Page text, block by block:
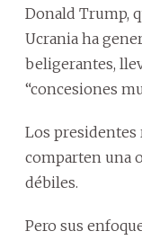
Donald Trump,
Ucrania ha
beligerantes,
“concesiones
Los presidentes
comparten una
débiles.
Pero sus